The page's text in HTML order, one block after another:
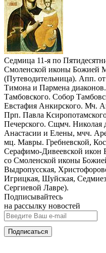
Седмица 11-я по
Смоленской иконы Божией
(Путеводительница). Апп.
Тимона и Пармена
Тамбовского. Собор
Евстафия Анкирского. Мч.
Прп. Павла
Печерского. Сщмч. Николая
Анастасии и Елены, мчч.
мц. Мавры. Гребневской,
Серафимо-Дивеевской
со Смоленской иконы
Выдропусская,
Игрицкая, Шуйская,
Сергиевой Лавре).
Подписывайтесь
на рассылку новостей